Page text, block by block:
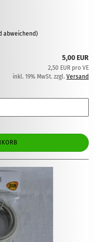
abweichend)
5,00 EUR
2,50 EUR pro VE
inkl. 19% MwSt. zzgl. Versand